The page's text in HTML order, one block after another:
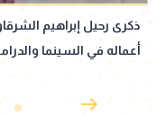
إميلي ويلسون تواصل
الأوديسة: مشاهد